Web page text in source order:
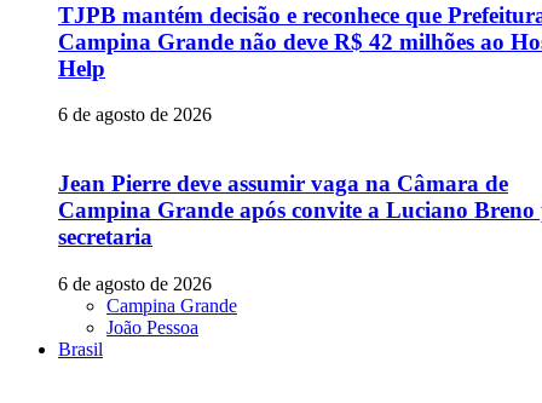
TJPB mantém decisão e reconhece que
Campina Grande não deve R$ 42 milhões ao
Help
6 de agosto de 2026
Jean Pierre deve assumir vaga na Câmara de
Campina Grande após convite a Luciano Breno
secretaria
6 de agosto de 2026
Campina Grande
João Pessoa
Brasil